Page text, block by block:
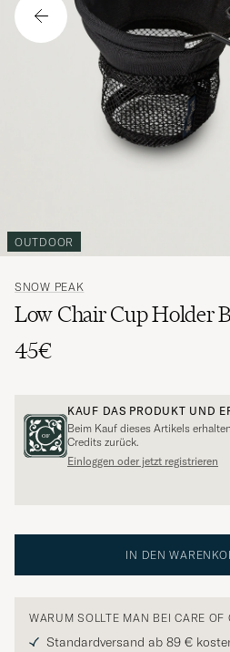
OUTDOOR
SNOW PEAK
Low Chair Cup Holder
45€
KAUF DAS PRODUKT UND
Beim Kauf dieses Artikels
Credits zurück.
Einloggen oder jetzt registrieren
IN DEN
WARUM SOLLTE MAN BEI CARE OF
Standardversand ab 89 €